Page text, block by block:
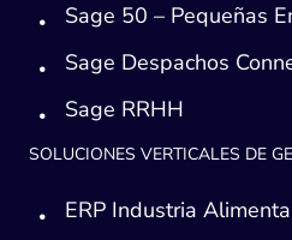
Sage 50 – Pequeñas
Sage Despachos
Sage RRHH
SOLUCIONES VERTICALES DE
ERP Industria